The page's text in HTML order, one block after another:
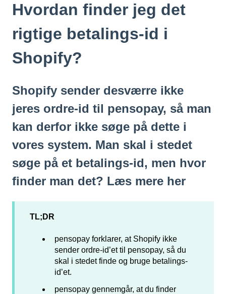
Hvordan finder jeg det
rigtige betalings-id i
Shopify?
Shopify sender desværre ikke
jeres ordre-id til pensopay, så man
kan derfor ikke søge på dette i
vores system. Man skal i stedet
søge på et betalings-id, men hvor
finder man det? Læs mere her
TL;DR
pensopay forklarer, at Shopify ikke
sender ordre-id’et til pensopay, så du
skal i stedet finde og bruge betalings-
id’et.
pensopay gennemgår, at du finder